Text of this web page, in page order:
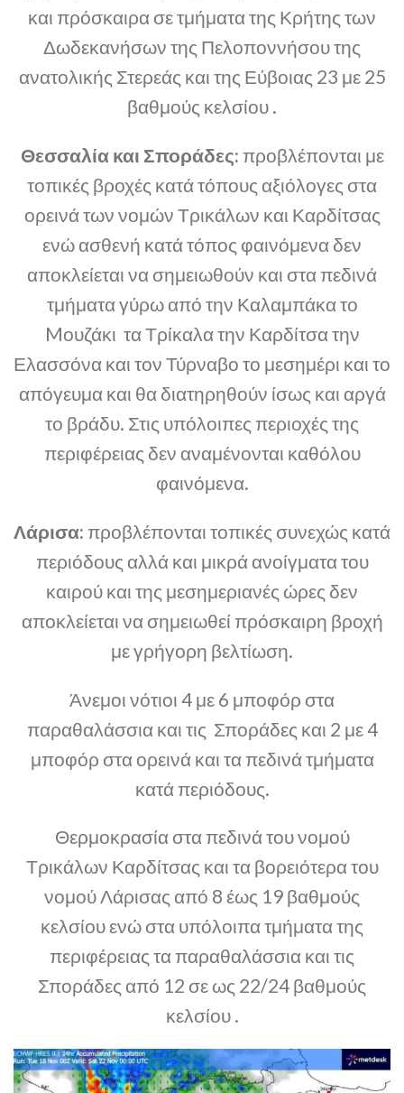
και πρόσκαιρα σε τμήματα της Κρήτης των
Δωδεκανήσων της Πελοποννήσου της
ανατολικής Στερεάς και της Εύβοιας 23 με 25
βαθμούς κελσίου .
Θεσσαλία και Σποράδες: προβλέπονται με
τοπικές βροχές κατά τόπους αξιόλογες στα
ορεινά των νομών Τρικάλων και Καρδίτσας
ενώ ασθενή κατά τόπος φαινόμενα δεν
αποκλείεται να σημειωθούν και στα πεδινά
τμήματα γύρω από την Καλαμπάκα το
Mουζάκι τα Τρίκαλα την Καρδίτσα την
Ελασσόνα και τον Τύρναβο το μεσημέρι και το
απόγευμα και θα διατηρηθούν ίσως και αργά
το βράδυ. Στις υπόλοιπες περιοχές της
περιφέρειας δεν αναμένονται καθόλου
φαινόμενα.
Λάρισα: προβλέπονται τοπικές συνεχώς κατά
περιόδους αλλά και μικρά ανοίγματα του
καιρού και της μεσημεριανές ώρες δεν
αποκλείεται να σημειωθεί πρόσκαιρη βροχή
με γρήγορη βελτίωση.
Άνεμοι νότιοι 4 με 6 μποφόρ στα
παραθαλάσσια και τις Σποράδες και 2 με 4
μποφόρ στα ορεινά και τα πεδινά τμήματα
κατά περιόδους.
Θερμοκρασία στα πεδινά του νομού
Τρικάλων Καρδίτσας και τα βορειότερα του
νομού Λάρισας από 8 έως 19 βαθμούς
κελσίου ενώ στα υπόλοιπα τμήματα της
περιφέρειας τα παραθαλάσσια και τις
Σποράδες από 12 σε ως 22/24 βαθμούς
κελσίου .